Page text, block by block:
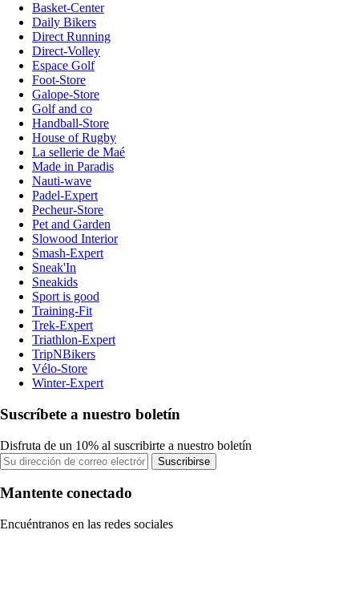
Basket-Center
Daily Bikers
Direct Running
Direct-Volley
Espace Golf
Foot-Store
Galope-Store
Golf and co
Handball-Store
House of Rugby
La sellerie de Maé
Made in Paradis
Nauti-wave
Padel-Expert
Pecheur-Store
Pet and Garden
Slowood Interior
Smash-Expert
Sneak'In
Sneakids
Sport is good
Training-Fit
Trek-Expert
Triathlon-Expert
TripNBikers
Vélo-Store
Winter-Expert
Suscríbete a nuestro boletín
Disfruta de un 10% al suscribirte a nuestro boletín
Suscribirse
Mantente conectado
Encuéntranos en las redes sociales